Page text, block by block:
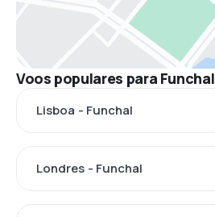
Voos populares para Funchal
Lisboa - Funchal
Londres - Funchal